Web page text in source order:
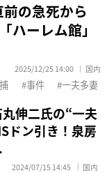
の急死から
ーレム館」
2025/12/25 14:00 国内
事件 一夫多妻
丸伸二氏の“一夫
ドン引き！泉房
2024/07/15 14:45 国内